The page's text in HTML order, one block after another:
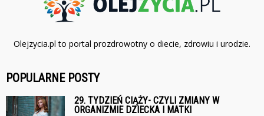
Olejzycia.pl to portal prozdrowotny o diecie, zdrowiu i urodzie.
POPULARNE POSTY
29. TYDZIEŃ CIĄŻY- CZYLI ZMIANY W
ORGANIZMIE DZIECKA I MATKI